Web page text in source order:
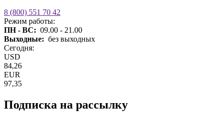
8 (800) 551 70 42
Режим работы:
ПН - ВС: 09.00 - 21.00
Выходные: без выходных
Сегодня:
USD
84,26
EUR
97,35
Подписка на рассылку